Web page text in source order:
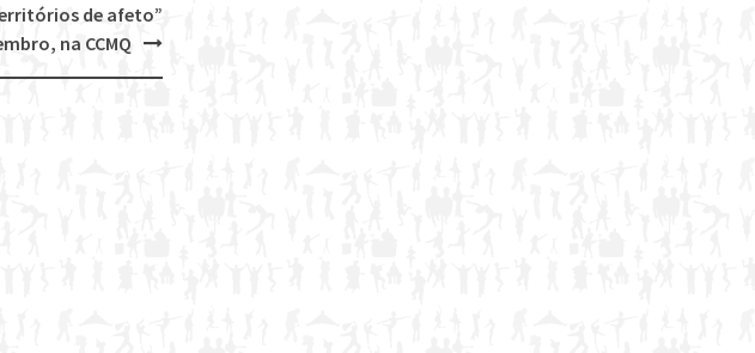
de afeto”
na CCMQ